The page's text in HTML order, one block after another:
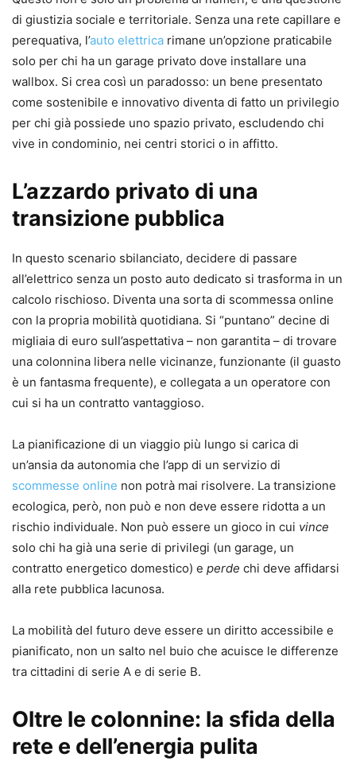
di giustizia sociale e territoriale. Senza una rete capillare e
perequativa, l’auto elettrica rimane un’opzione praticabile
solo per chi ha un garage privato dove installare una
wallbox. Si crea così un paradosso: un bene presentato
come sostenibile e innovativo diventa di fatto un privilegio
per chi già possiede uno spazio privato, escludendo chi
vive in condominio, nei centri storici o in affitto.
L’azzardo privato di una
transizione pubblica
In questo scenario sbilanciato, decidere di passare
all’elettrico senza un posto auto dedicato si trasforma in un
calcolo rischioso. Diventa una sorta di scommessa online
con la propria mobilità quotidiana. Si “puntano” decine di
migliaia di euro sull’aspettativa – non garantita – di trovare
una colonnina libera nelle vicinanze, funzionante (il guasto
è un fantasma frequente), e collegata a un operatore con
cui si ha un contratto vantaggioso.
La pianificazione di un viaggio più lungo si carica di
un’ansia da autonomia che l’app di un servizio di
scommesse online non potrà mai risolvere. La transizione
ecologica, però, non può e non deve essere ridotta a un
rischio individuale. Non può essere un gioco in cui vince
solo chi ha già una serie di privilegi (un garage, un
contratto energetico domestico) e perde chi deve affidarsi
alla rete pubblica lacunosa.
La mobilità del futuro deve essere un diritto accessibile e
pianificato, non un salto nel buio che acuisce le differenze
tra cittadini di serie A e di serie B.
Oltre le colonnine: la sfida della
rete e dell’energia pulita